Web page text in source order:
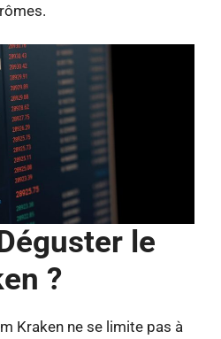
le
?
Kraken ne se limite pas à